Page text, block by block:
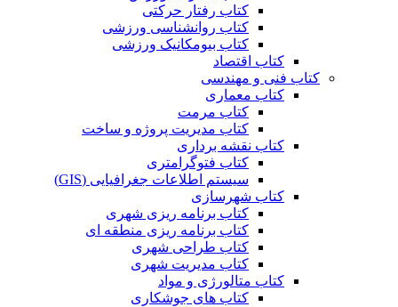
کتاب رفتار حرکتی
کتاب روانشناسی ورزشی
کتاب بیومکانیک ورزشی
کتاب اقتصاد
کتاب فنی و مهندسی
کتاب معماری
کتاب مرمت
کتاب مدیریت پروژه و ساخت
کتاب نقشه برداری
کتاب فتوگرامتری
سیستم اطلاعات جغرافیایی (GIS)
کتاب شهرسازی
کتاب برنامه ریزی شهری
کتاب برنامه ریزی منطقه ای
کتاب طراحی شهری
کتاب مدیریت شهری
کتاب متالورژی و مواد
کتاب های جوشکاری